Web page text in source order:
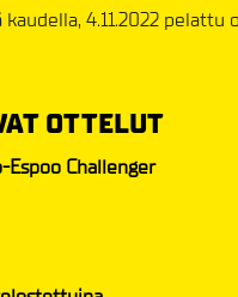
4.11.2022 pelattu
OTTELUT
Espoo Challenger